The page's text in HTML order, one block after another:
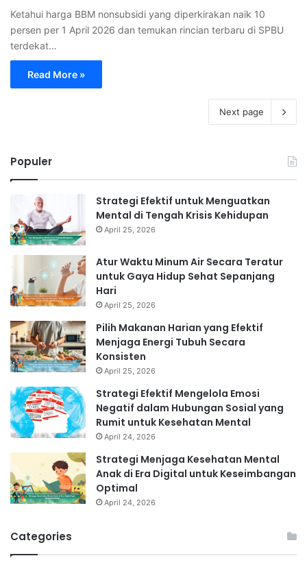
Ketahui harga BBM nonsubsidi yang diperkirakan naik 10
persen per 1 April 2026 dan temukan rincian terbaru di SPBU
terdekat…
Read More »
Next page
Populer
Strategi Efektif untuk Menguatkan
Mental di Tengah Krisis Kehidupan
April 25, 2026
Atur Waktu Minum Air Secara Teratur
untuk Gaya Hidup Sehat Sepanjang
Hari
April 25, 2026
Pilih Makanan Harian yang Efektif
Menjaga Energi Tubuh Secara
Konsisten
April 25, 2026
Strategi Efektif Mengelola Emosi
Negatif dalam Hubungan Sosial yang
Rumit untuk Kesehatan Mental
April 24, 2026
Strategi Menjaga Kesehatan Mental
Anak di Era Digital untuk Keseimbangan
Optimal
April 24, 2026
Categories